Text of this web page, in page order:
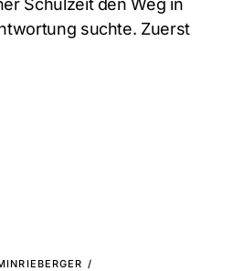
Schulzeit den Weg in
suchte. Zuerst